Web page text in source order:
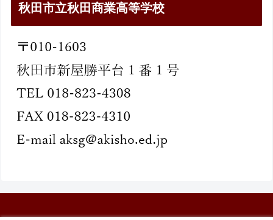
秋田市立秋田商業高等学校